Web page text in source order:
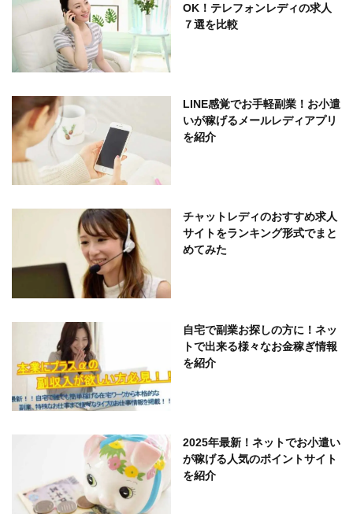
OK！テレフォンレディの求人
７選を比較
LINE感覚でお手軽副業！お小遣
いが稼げるメールレディアプリ
を紹介
チャットレディのおすすめ求人
サイトをランキング形式でまと
めてみた
自宅で副業お探しの方に！ネッ
トで出来る様々なお金稼ぎ情報
を紹介
2025年最新！ネットでお小遣い
が稼げる人気のポイントサイト
を紹介